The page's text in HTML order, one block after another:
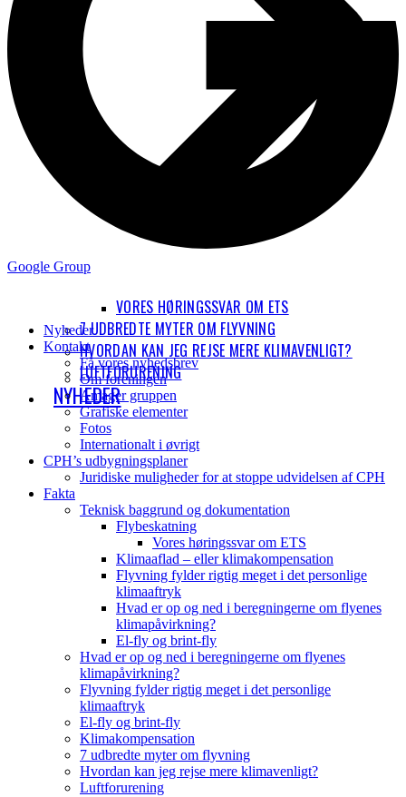
VORES HØRINGSSVAR OM ETS
7 UDBREDTE MYTER OM FLYVNING
HVORDAN KAN JEG REJSE MERE KLIMAVENLIGT?
LUFTFORURENING
NYHEDER
Google Group
Nyheder
Kontakt
Få vores nyhedsbrev
Om foreningen
Amager gruppen
Grafiske elementer
Fotos
Internationalt i øvrigt
CPH’s udbygningsplaner
Juridiske muligheder for at stoppe udvidelsen af CPH
Fakta
Teknisk baggrund og dokumentation
Flybeskatning
Vores høringssvar om ETS
Klimaaflad – eller klimakompensation
Flyvning fylder rigtig meget i det personlige
klimaaftryk
Hvad er op og ned i beregningerne om flyenes
klimapåvirkning?
El-fly og brint-fly
Hvad er op og ned i beregningerne om flyenes
klimapåvirkning?
Flyvning fylder rigtig meget i det personlige
klimaaftryk
El-fly og brint-fly
Klimakompensation
7 udbredte myter om flyvning
Hvordan kan jeg rejse mere klimavenligt?
Luftforurening